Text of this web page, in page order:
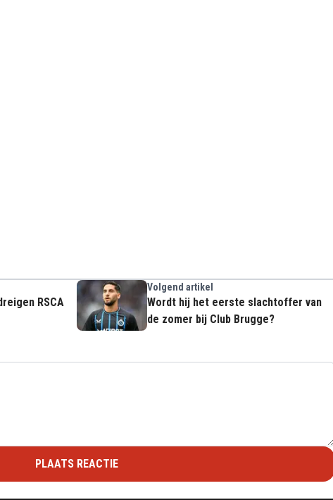
RSCA
Volgend artikel
Wordt hij het eerste slachtoffer van
de zomer bij Club Brugge?
PLAATS REACTIE